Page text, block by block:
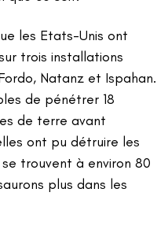
les Etats-Unis ont
trois installations
Natanz et Ispahan.
de pénétrer 18
de terre avant
ont pu détruire les
trouvent à environ 80
plus dans les